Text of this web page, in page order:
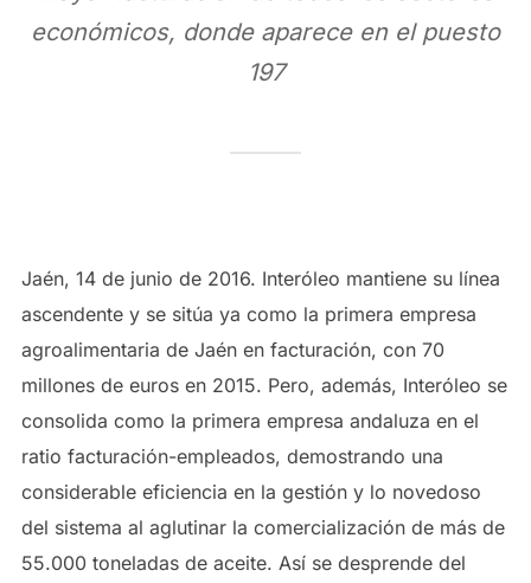
económicos, donde aparece en el puesto
197
Jaén, 14 de junio de 2016. Interóleo mantiene su línea
ascendente y se sitúa ya como la primera empresa
agroalimentaria de Jaén en facturación, con 70
millones de euros en 2015. Pero, además, Interóleo se
consolida como la primera empresa andaluza en el
ratio facturación-empleados, demostrando una
considerable eficiencia en la gestión y lo novedoso
del sistema al aglutinar la comercialización de más de
55.000 toneladas de aceite. Así se desprende del